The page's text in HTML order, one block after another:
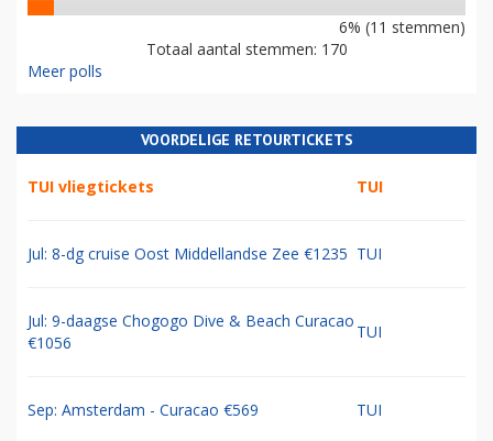
6% (11 stemmen)
Totaal aantal stemmen: 170
Meer polls
VOORDELIGE RETOURTICKETS
TUI vliegtickets TUI
Jul: 8-dg cruise Oost Middellandse Zee €1235 TUI
Jul: 9-daagse Chogogo Dive & Beach Curacao
€1056
TUI
Sep: Amsterdam - Curacao €569 TUI